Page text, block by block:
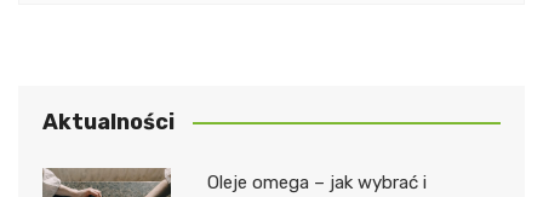
Aktualności
Oleje omega – jak wybrać i